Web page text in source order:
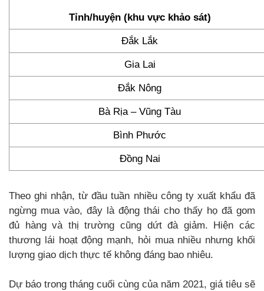
Tỉnh/huyện (khu vực khảo sát)
Đắk Lắk
Gia Lai
Đắk Nông
Bà Rịa – Vũng Tàu
Bình Phước
Đồng Nai
Theo ghi nhận, từ đầu tuần nhiều công ty xuất khẩu đã
ngừng mua vào, đây là động thái cho thấy họ đã gom
đủ hàng và thị trường cũng dứt đà giảm. Hiện các
thương lái hoạt động mạnh, hỏi mua nhiều nhưng khối
lượng giao dịch thực tế không đáng bao nhiêu.
Dự báo trong tháng cuối cùng của năm 2021, giá tiêu sẽ